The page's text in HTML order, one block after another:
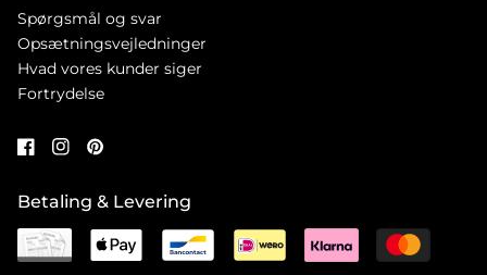
Spørgsmål og svar
Opsætningsvejledninger
Hvad vores kunder siger
Fortrydelse
Betaling & Levering